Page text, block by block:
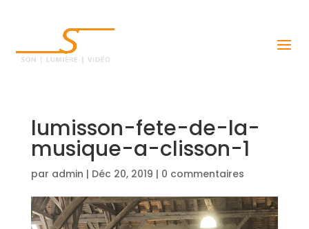
lumisson-fete-de-la-
musique-a-clisson-1
par admin | Déc 20, 2019 | 0 commentaires